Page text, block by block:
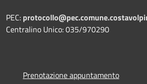
PEC:
Centralino Unico: 035/970290
Prenotazione appuntamento